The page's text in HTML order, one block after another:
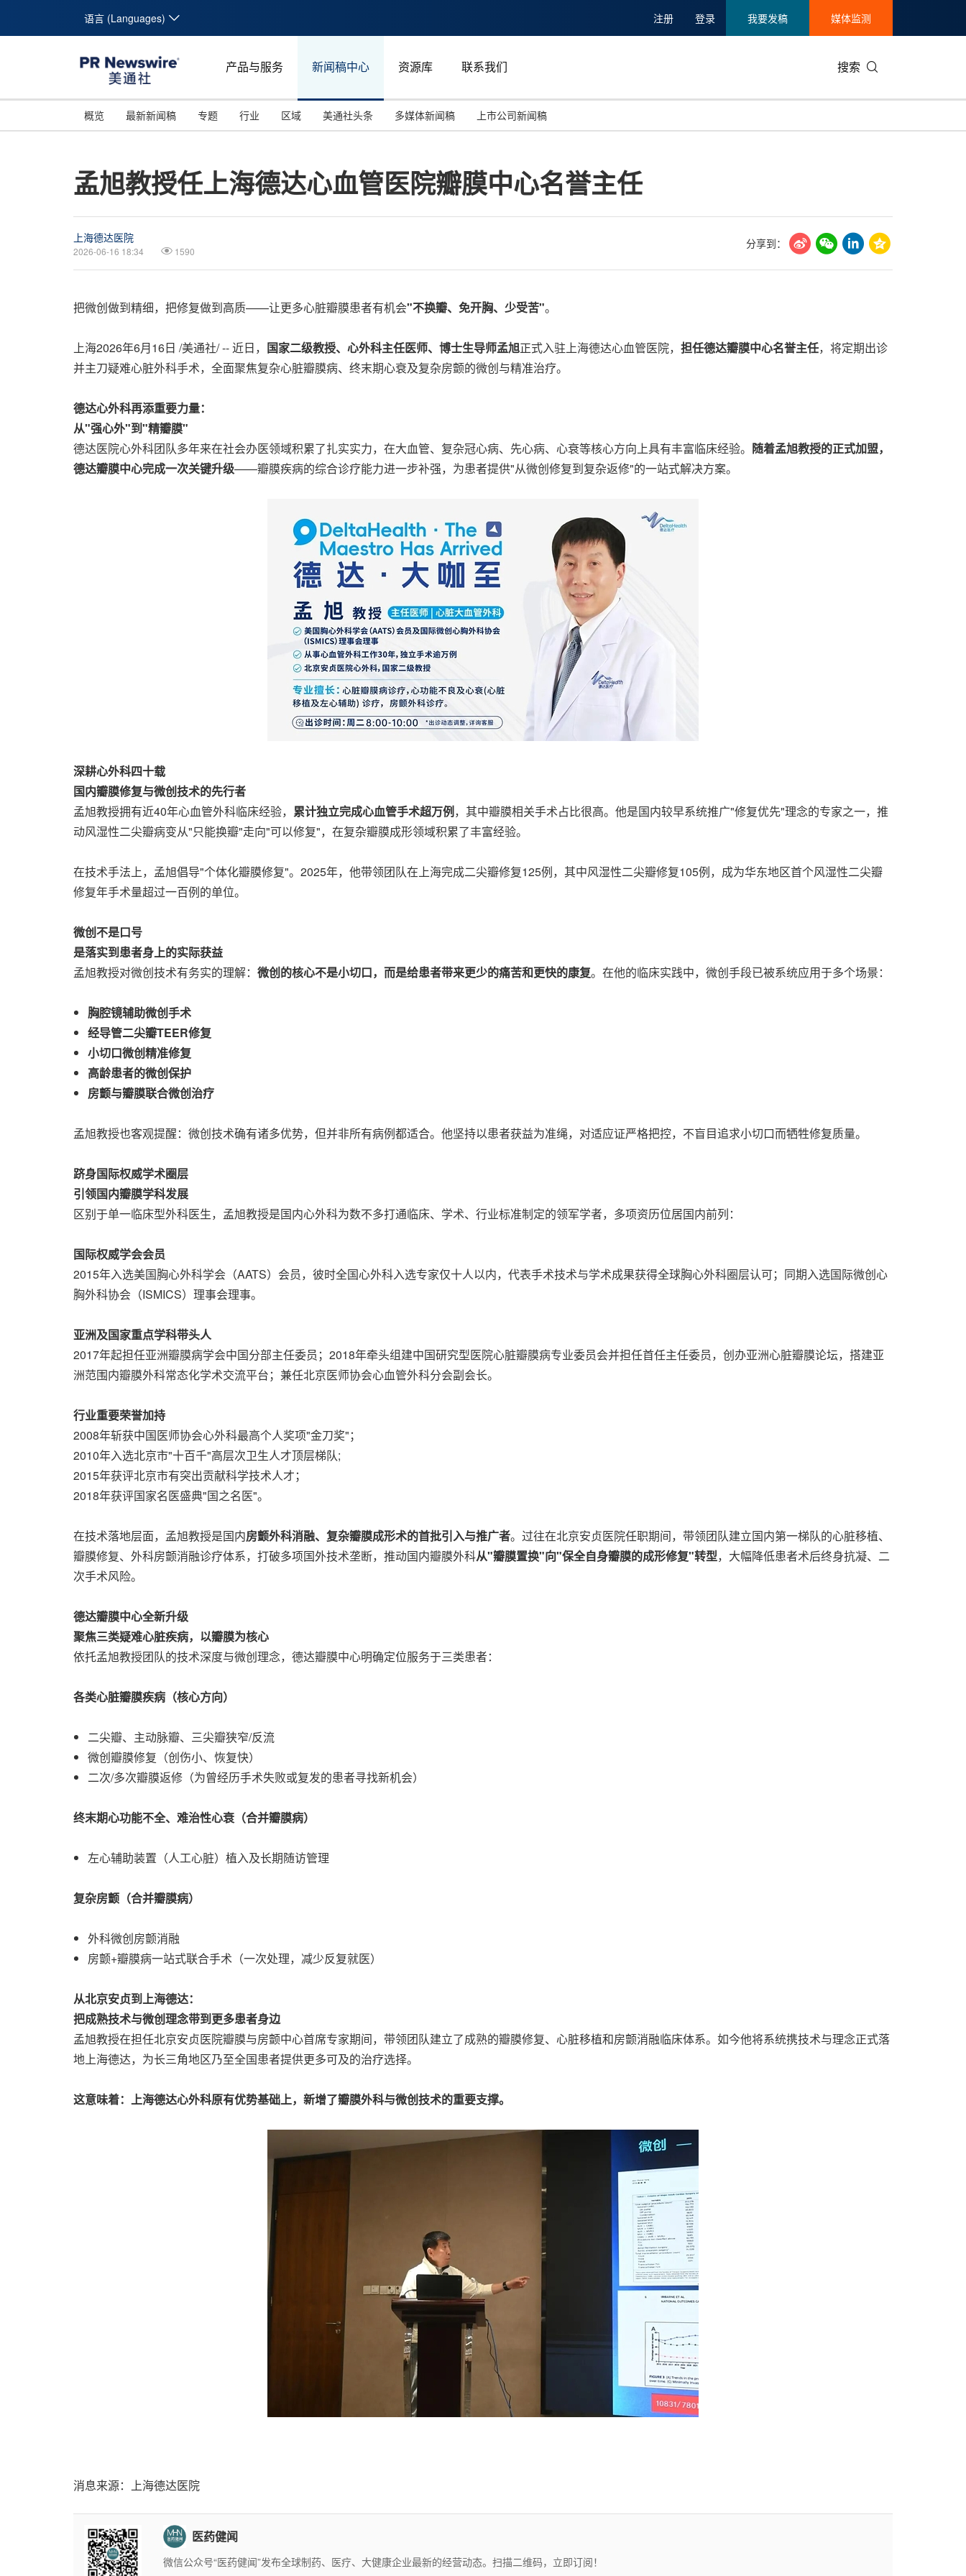
语言 (Languages) 注册 登录 我要发稿 媒体监测
产品与服务 新闻稿中心 资源库 联系我们 搜索
概览 最新新闻稿 专题
投资并购
美国临床肿瘤学会(ASCO)
行业
能源化工与环保
区域
马来西亚
美通社头条 多媒体新闻稿 上市公司新闻稿
孟旭教授任上海德达心血管医院瓣膜中心名誉主任
上海德达医院
2026-06-16 18:34 1590
分享到：
把微创做到精细，把修复做到高质——让更多心脏瓣膜患者有机会"不换瓣、免开胸、少受苦"。
上海2026年6月16日 /美通社/ -- 近日， 国家二级教授、心外科主任医师、博士生导师孟旭正式入驻上海德达心血管医院， 担任德达瓣膜中心名誉主任，将定期出诊
并主刀疑难心脏外科手术，全面聚焦复杂心脏瓣膜病、终末期心衰及复杂房颤的微创与精准治疗。
德达心外科再添重要力量：
从"强心外"到"精瓣膜"
德达医院心外科团队多年来在社会办医领域积累了扎实实力，在大血管、复杂冠心病、先心病、心衰等核心方向上具有丰富临床经验。 随着孟旭教授的正式加盟，
德达瓣膜中心完成一次关键升级——瓣膜疾病的综合诊疗能力进一步补强，为患者提供"从微创修复到复杂返修"的一站式解决方案。
深耕心外科四十载
国内瓣膜修复与微创技术的先行者
孟旭教授拥有近40年心血管外科临床经验， 累计独立完成心血管手术超万例，其中瓣膜相关手术占比很高。他是国内较早系统推广"修复优先"理念的专家之一，推
动风湿性二尖瓣病变从"只能换瓣"走向"可以修复"，在复杂瓣膜成形领域积累了丰富经验。
在技术手法上，孟旭倡导"个体化瓣膜修复"。2025年，他带领团队在上海完成二尖瓣修复125例，其中风湿性二尖瓣修复105例， 成为华东地区首个风湿性二尖瓣
修复年手术量超过一百例的单位。
微创不是口号
是落实到患者身上的实际获益
孟旭教授对微创技术有务实的理解： 微创的核心不是小切口，而是给患者带来更少的痛苦和更快的康复。在他的临床实践中，微创手段已被系统应用于多个场景：
胸腔镜辅助微创手术
经导管二尖瓣TEER修复
小切口微创精准修复
高龄患者的微创保护
房颤与瓣膜联合微创治疗
孟旭教授也客观提醒：微创技术确有诸多优势，但并非所有病例都适合。他坚持以患者获益为准绳，对适应证严格把控，不盲目追求小切口而牺牲修复质量。
跻身国际权威学术圈层
引领国内瓣膜学科发展
区别于单一临床型外科医生，孟旭教授是国内心外科为数不多打通临床、学术、行业标准制定的领军学者，多项资历位居国内前列：
国际权威学会会员
2015年入选美国胸心外科学会（AATS）会员，彼时全国心外科入选专家仅十人以内，代表手术技术与学术成果获得全球胸心外科圈层认可；同期入选国际微创心
胸外科协会（ISMICS）理事会理事。
亚洲及国家重点学科带头人
2017年起担任亚洲瓣膜病学会中国分部主任委员；2018年牵头组建中国研究型医院心脏瓣膜病专业委员会并担任首任主任委员，创办亚洲心脏瓣膜论坛，搭建亚
洲范围内瓣膜外科常态化学术交流平台；兼任北京医师协会心血管外科分会副会长。
行业重要荣誉加持
2008年斩获中国医师协会心外科最高个人奖项"金刀奖"；
2010年入选北京市"十百千"高层次卫生人才顶层梯队;
2015年获评北京市有突出贡献科学技术人才；
2018年获评国家名医盛典"国之名医"。
在技术落地层面，孟旭教授是国内房颤外科消融、复杂瓣膜成形术的首批引入与推广者。过往在北京安贞医院任职期间，带领团队建立国内第一梯队的心脏移植、
瓣膜修复、外科房颤消融诊疗体系，打破多项国外技术垄断，推动国内瓣膜外科从"瓣膜置换"向"保全自身瓣膜的成形修复"转型，大幅降低患者术后终身抗凝、二
次手术风险。
德达瓣膜中心全新升级
聚焦三类疑难心脏疾病，以瓣膜为核心
依托孟旭教授团队的技术深度与微创理念，德达瓣膜中心明确定位服务于三类患者：
各类心脏瓣膜疾病（核心方向）
二尖瓣、主动脉瓣、三尖瓣狭窄/反流
微创瓣膜修复（创伤小、恢复快）
二次/多次瓣膜返修（为曾经历手术失败或复发的患者寻找新机会）
终末期心功能不全、难治性心衰（合并瓣膜病）
左心辅助装置（人工心脏）植入及长期随访管理
复杂房颤（合并瓣膜病）
外科微创房颤消融
房颤+瓣膜病一站式联合手术（一次处理，减少反复就医）
从北京安贞到上海德达：
把成熟技术与微创理念带到更多患者身边
孟旭教授在担任北京安贞医院瓣膜与房颤中心首席专家期间，带领团队建立了成熟的瓣膜修复、心脏移植和房颤消融临床体系。如今他将系统携技术与理念正式落
地上海德达，为长三角地区乃至全国患者提供更多可及的治疗选择。
这意味着：上海德达心外科原有优势基础上，新增了瓣膜外科与微创技术的重要支撑。
消息来源：上海德达医院
医药健闻
微信公众号“医药健闻”发布全球制药、医疗、大健康企业最新的经营动态。扫描二维码，立即订阅！